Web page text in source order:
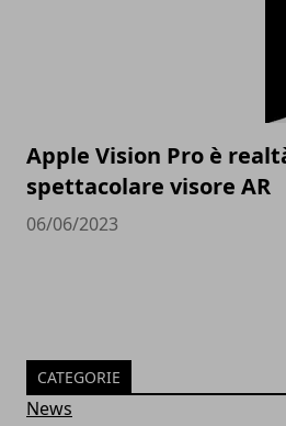
Apple Vision Pro è
spettacolare visore AR
06/06/2023
CATEGORIE
News